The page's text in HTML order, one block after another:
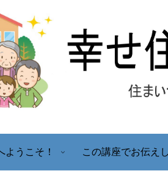
ようこそ！ この講座でお伝え